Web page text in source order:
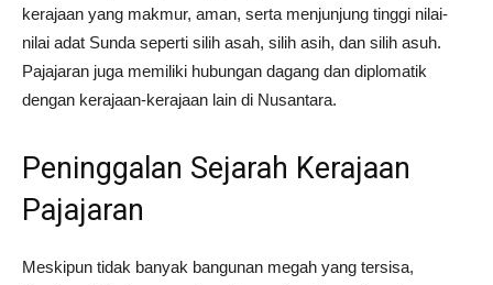
kerajaan yang makmur, aman, serta menjunjung tinggi nilai-
nilai adat Sunda seperti silih asah, silih asih, dan silih asuh.
Pajajaran juga memiliki hubungan dagang dan diplomatik
dengan kerajaan-kerajaan lain di Nusantara.
Peninggalan Sejarah Kerajaan
Pajajaran
Meskipun tidak banyak bangunan megah yang tersisa,